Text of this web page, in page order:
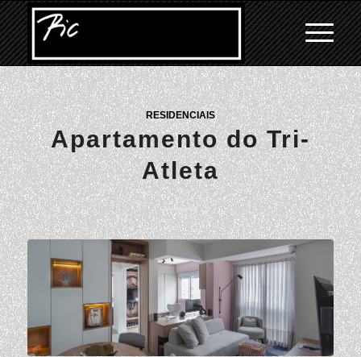
RESIDENCIAIS
Apartamento do Tri-
Atleta